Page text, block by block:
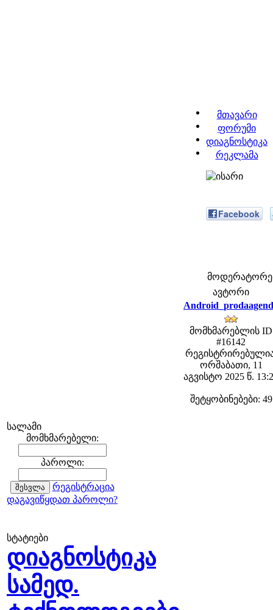
მთავარი
ფორუმი
დიაგნოსტიკა
რეკლამა
სალამი
მომხმარებელი:
პაროლი:
რეგისტრაცია
დაგავიწყდათ პაროლი?
სტატიები
დიაგნოსტიკა
სამედ.
Facebook
ავტორი
მომხმარებლის ID
#16142
ორშაბათი, 11
აგვისტო 2025 წ.
შეტყობინებები: 49